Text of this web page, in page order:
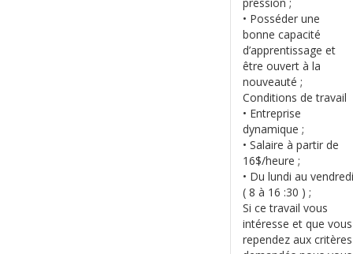
• Posséder une
bonne capacité
d’apprentissage et
être ouvert à la
nouveauté ;
Conditions de travail
• Entreprise
dynamique ;
• Salaire à partir de
16$/heure ;
• Du lundi au vendredi
( 8 à 16 :30 ) ;
Si ce travail vous
intéresse et que vous
rependez aux critères